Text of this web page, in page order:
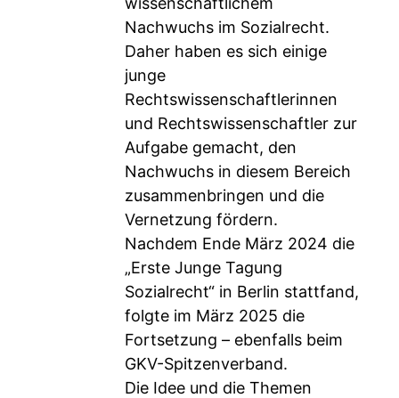
Nachwuchs im Sozialrecht.
Daher haben es sich einige
junge
Rechtswissenschaftlerinnen
und Rechtswissenschaftler zur
Aufgabe gemacht, den
Nachwuchs in diesem Bereich
zusammenbringen und die
Vernetzung fördern.
Nachdem Ende März 2024 die
„Erste Junge Tagung
Sozialrecht“ in Berlin stattfand,
folgte im März 2025 die
Fortsetzung – ebenfalls beim
GKV-Spitzenverband.
Die Idee und die Themen